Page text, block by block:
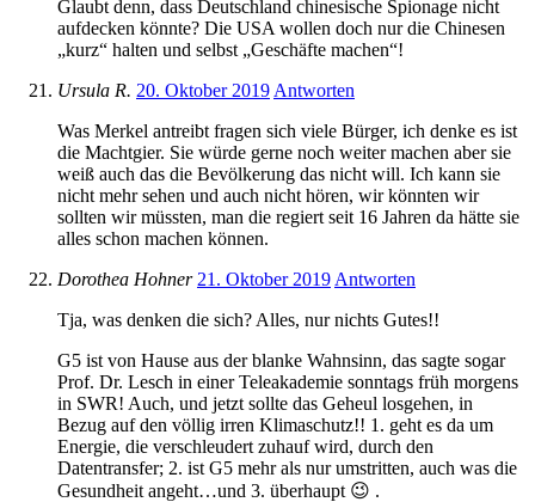
Glaubt denn, dass Deutschland chinesische Spionage nicht
aufdecken könnte? Die USA wollen doch nur die Chinesen
„kurz“ halten und selbst „Geschäfte machen“!
Ursula R. 20. Oktober 2019 Antworten
Was Merkel antreibt fragen sich viele Bürger, ich denke es ist
die Machtgier. Sie würde gerne noch weiter machen aber sie
weiß auch das die Bevölkerung das nicht will. Ich kann sie
nicht mehr sehen und auch nicht hören, wir könnten wir
sollten wir müssten, man die regiert seit 16 Jahren da hätte sie
alles schon machen können.
Dorothea Hohner 21. Oktober 2019 Antworten
Tja, was denken die sich? Alles, nur nichts Gutes!!
G5 ist von Hause aus der blanke Wahnsinn, das sagte sogar
Prof. Dr. Lesch in einer Teleakademie sonntags früh morgens
in SWR! Auch, und jetzt sollte das Geheul losgehen, in
Bezug auf den völlig irren Klimaschutz!! 1. geht es da um
Energie, die verschleudert zuhauf wird, durch den
Datentransfer; 2. ist G5 mehr als nur umstritten, auch was die
Gesundheit angeht…und 3. überhaupt 😉 .